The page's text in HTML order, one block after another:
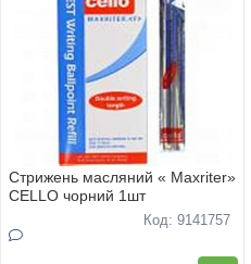
Стрижень масляний « Maxriter»
СELLO чорний 1шт
Код: 9141757